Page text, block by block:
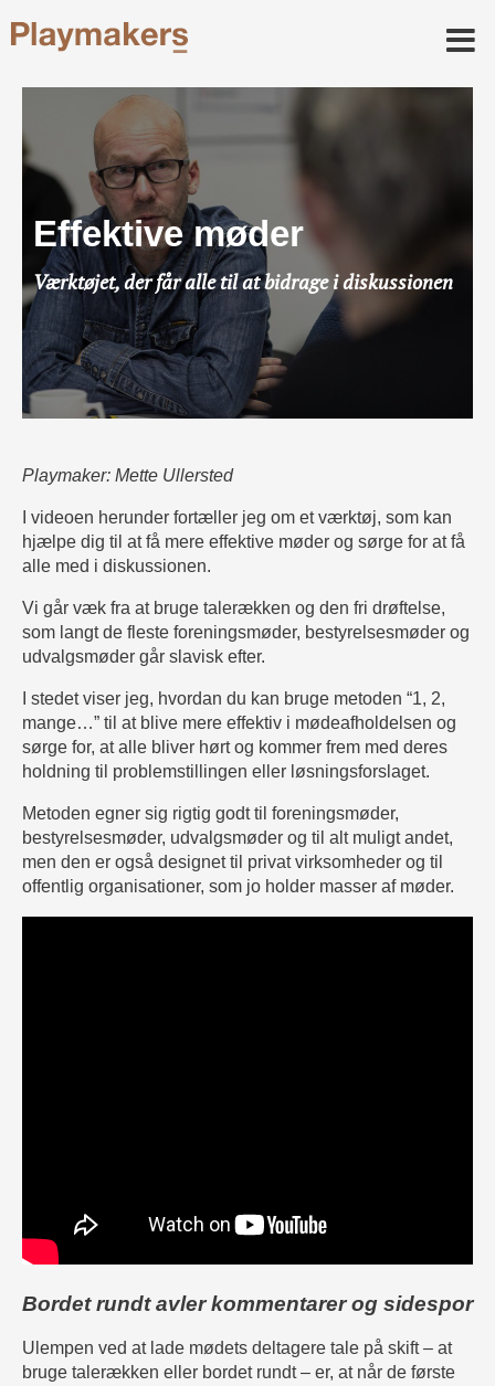
Effektive møder
Værktøjet, der får alle til at bidrage i diskussionen
Playmaker: Mette Ullersted
I videoen herunder fortæller jeg om et værktøj, som kan
hjælpe dig til at få mere effektive møder og sørge for at få
alle med i diskussionen.
Vi går væk fra at bruge talerækken og den fri drøftelse,
som langt de fleste foreningsmøder, bestyrelsesmøder og
udvalgsmøder går slavisk efter.
I stedet viser jeg, hvordan du kan bruge metoden “1, 2,
mange…” til at blive mere effektiv i mødeafholdelsen og
sørge for, at alle bliver hørt og kommer frem med deres
holdning til problemstillingen eller løsningsforslaget.
Metoden egner sig rigtig godt til foreningsmøder,
bestyrelsesmøder, udvalgsmøder og til alt muligt andet,
men den er også designet til privat virksomheder og til
offentlig organisationer, som jo holder masser af møder.
Bordet rundt avler kommentarer og sidespor
Ulempen ved at lade mødets deltagere tale på skift – at
bruge talerækken eller bordet rundt – er, at når de første